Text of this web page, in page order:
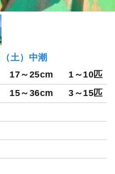
土）中潮
17～25cm 1～10匹
15～36cm 3～15匹